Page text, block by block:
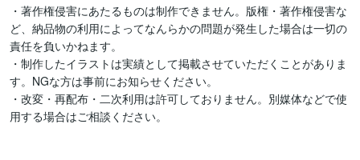
・著作権侵害にあたるものは制作できません。版権・著作権侵害な
ど、納品物の利用によってなんらかの問題が発生した場合は一切の
責任を負いかねます。
・制作したイラストは実績として掲載させていただくことがありま
す。NGな方は事前にお知らせください。
・改変・再配布・二次利用は許可しておりません。別媒体などで使
用する場合はご相談ください。